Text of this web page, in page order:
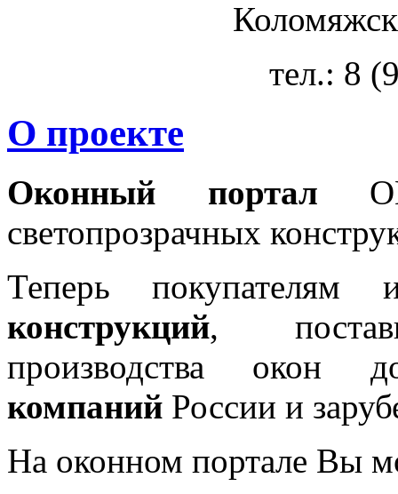
тел.: 8
О проекте
Оконный портал
светопрозрачных
Теперь покупателям
конструкций,
производства окон
компаний России и
На оконном портале Вы